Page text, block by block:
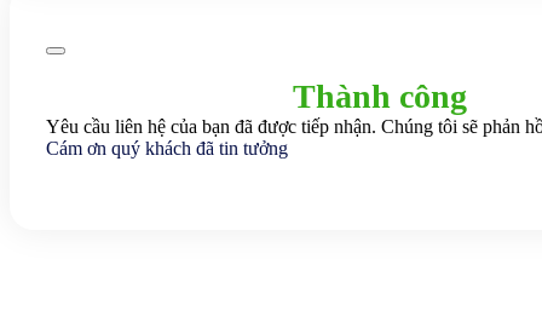
Thành công
Yêu cầu liên hệ của bạn đã được tiếp nhận. Chúng tôi sẽ phản
Cám ơn quý khách đã tin tưởng